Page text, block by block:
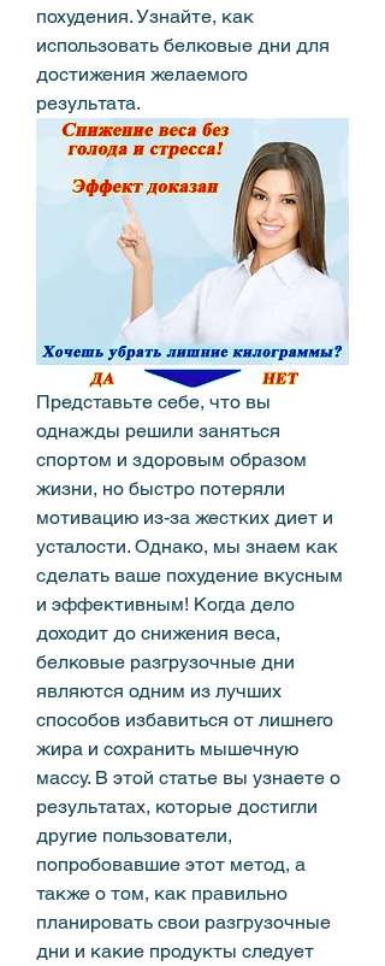
похудения. Узнайте, как
использовать белковые дни для
достижения желаемого
результата.
Представьте себе, что вы
однажды решили заняться
спортом и здоровым образом
жизни, но быстро потеряли
мотивацию из-за жестких диет и
усталости. Однако, мы знаем как
сделать ваше похудение вкусным
и эффективным! Когда дело
доходит до снижения веса,
белковые разгрузочные дни
являются одним из лучших
способов избавиться от лишнего
жира и сохранить мышечную
массу. В этой статье вы узнаете о
результатах, которые достигли
другие пользователи,
попробовавшие этот метод, а
также о том, как правильно
планировать свои разгрузочные
дни и какие продукты следует